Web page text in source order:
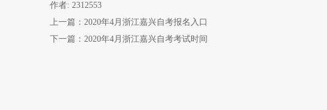
作者: 2312553
上一篇： 2020年4月浙江嘉兴自考报名入口
下一篇： 2020年4月浙江嘉兴自考考试时间